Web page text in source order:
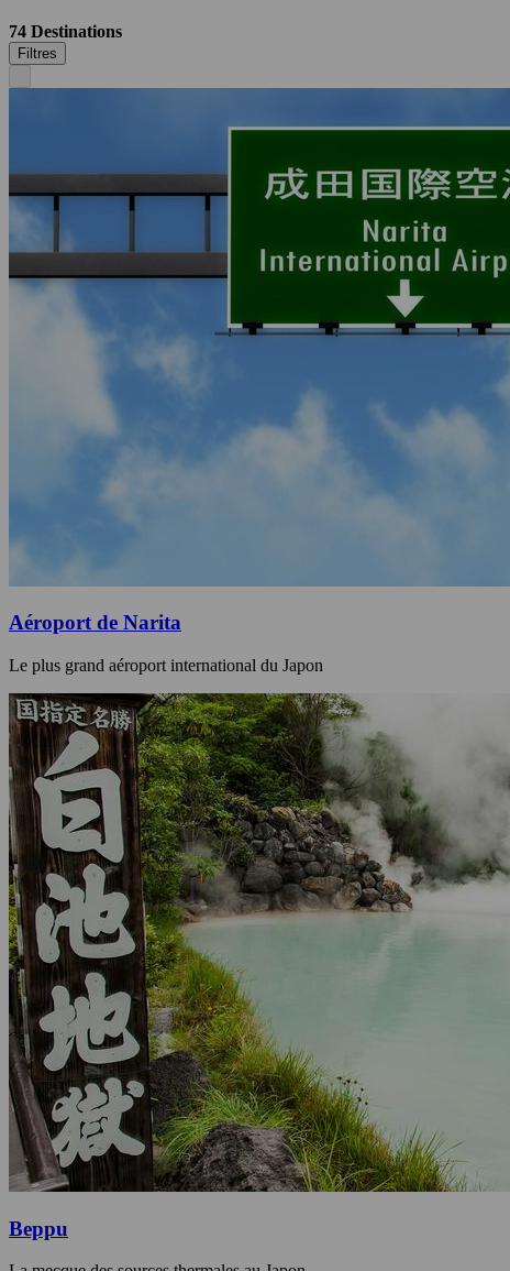
74 Destinations
Filtres
Aéroport de Narita
Le plus grand aéroport international du Japon
Beppu